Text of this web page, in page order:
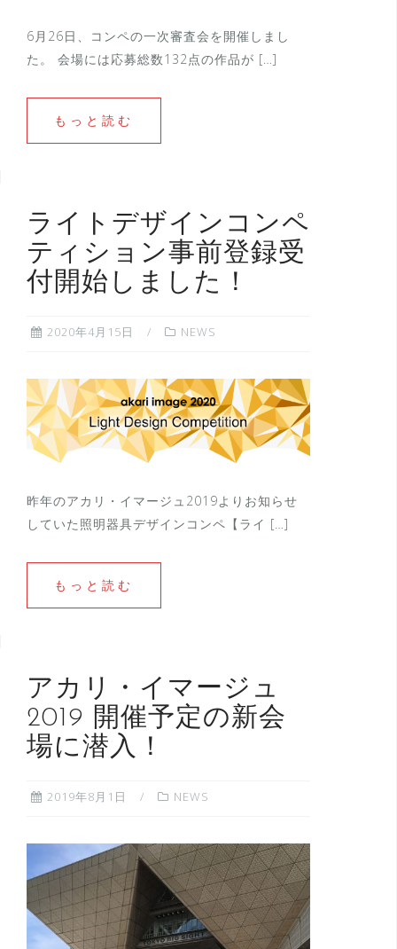
6月26日、コンペの一次審査会を開催しまし
た。 会場には応募総数132点の作品が […]
もっと読む
ライトデザインコンペ
ティション事前登録受
付開始しました！
2020年4月15日 NEWS
昨年のアカリ・イマージュ2019よりお知らせ
していた照明器具デザインコンペ【ライ […]
もっと読む
アカリ・イマージュ
2019 開催予定の新会
場に潜入！
2019年8月1日 NEWS